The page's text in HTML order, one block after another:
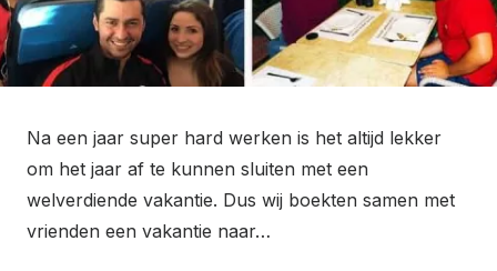
Na een jaar super hard werken is het altijd lekker
om het jaar af te kunnen sluiten met een
welverdiende vakantie. Dus wij boekten samen met
vrienden een vakantie naar…